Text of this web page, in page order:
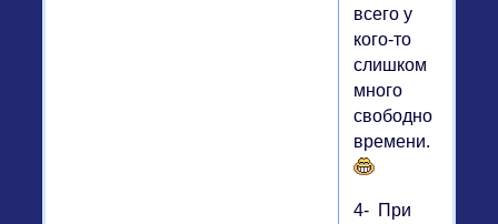
всего у
кого-то
слишком
много
свободного
времени.
4- При